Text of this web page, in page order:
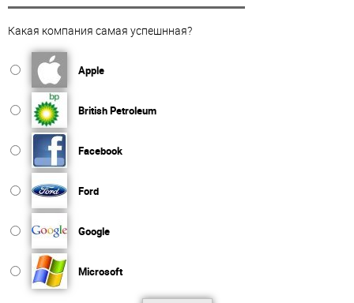
Какая компания самая успешнная?
Apple
British Petroleum
Facebook
Ford
Google
Microsoft